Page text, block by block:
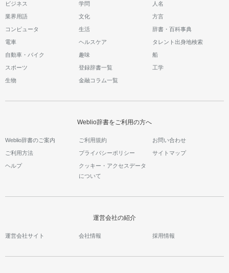
ビジネス 学問 人名
業界用語 文化 方言
コンピュータ 生活 辞書・百科事典
電車 ヘルスケア タレント出身地検索
自動車・バイク 趣味 船
スポーツ 登録辞書一覧 工学
生物 金融コラム一覧
Weblio辞書をご利用の方へ
Weblio辞書のご案内 ご利用規約 お問い合わせ
ご利用方法 プライバシーポリシー サイトマップ
ヘルプ
クッキー・アクセスデータ
について
運営会社の紹介
運営会社サイト 会社情報 採用情報